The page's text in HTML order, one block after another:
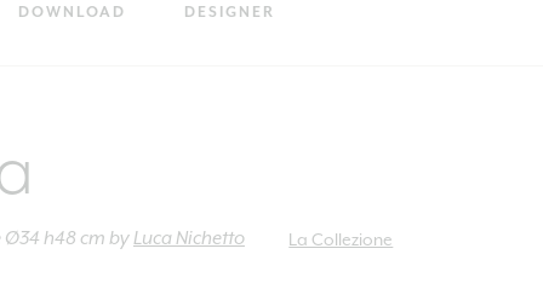
DOWNLOAD DESIGNER
Ø34 h48 cm byLuca Nichetto La Collezione